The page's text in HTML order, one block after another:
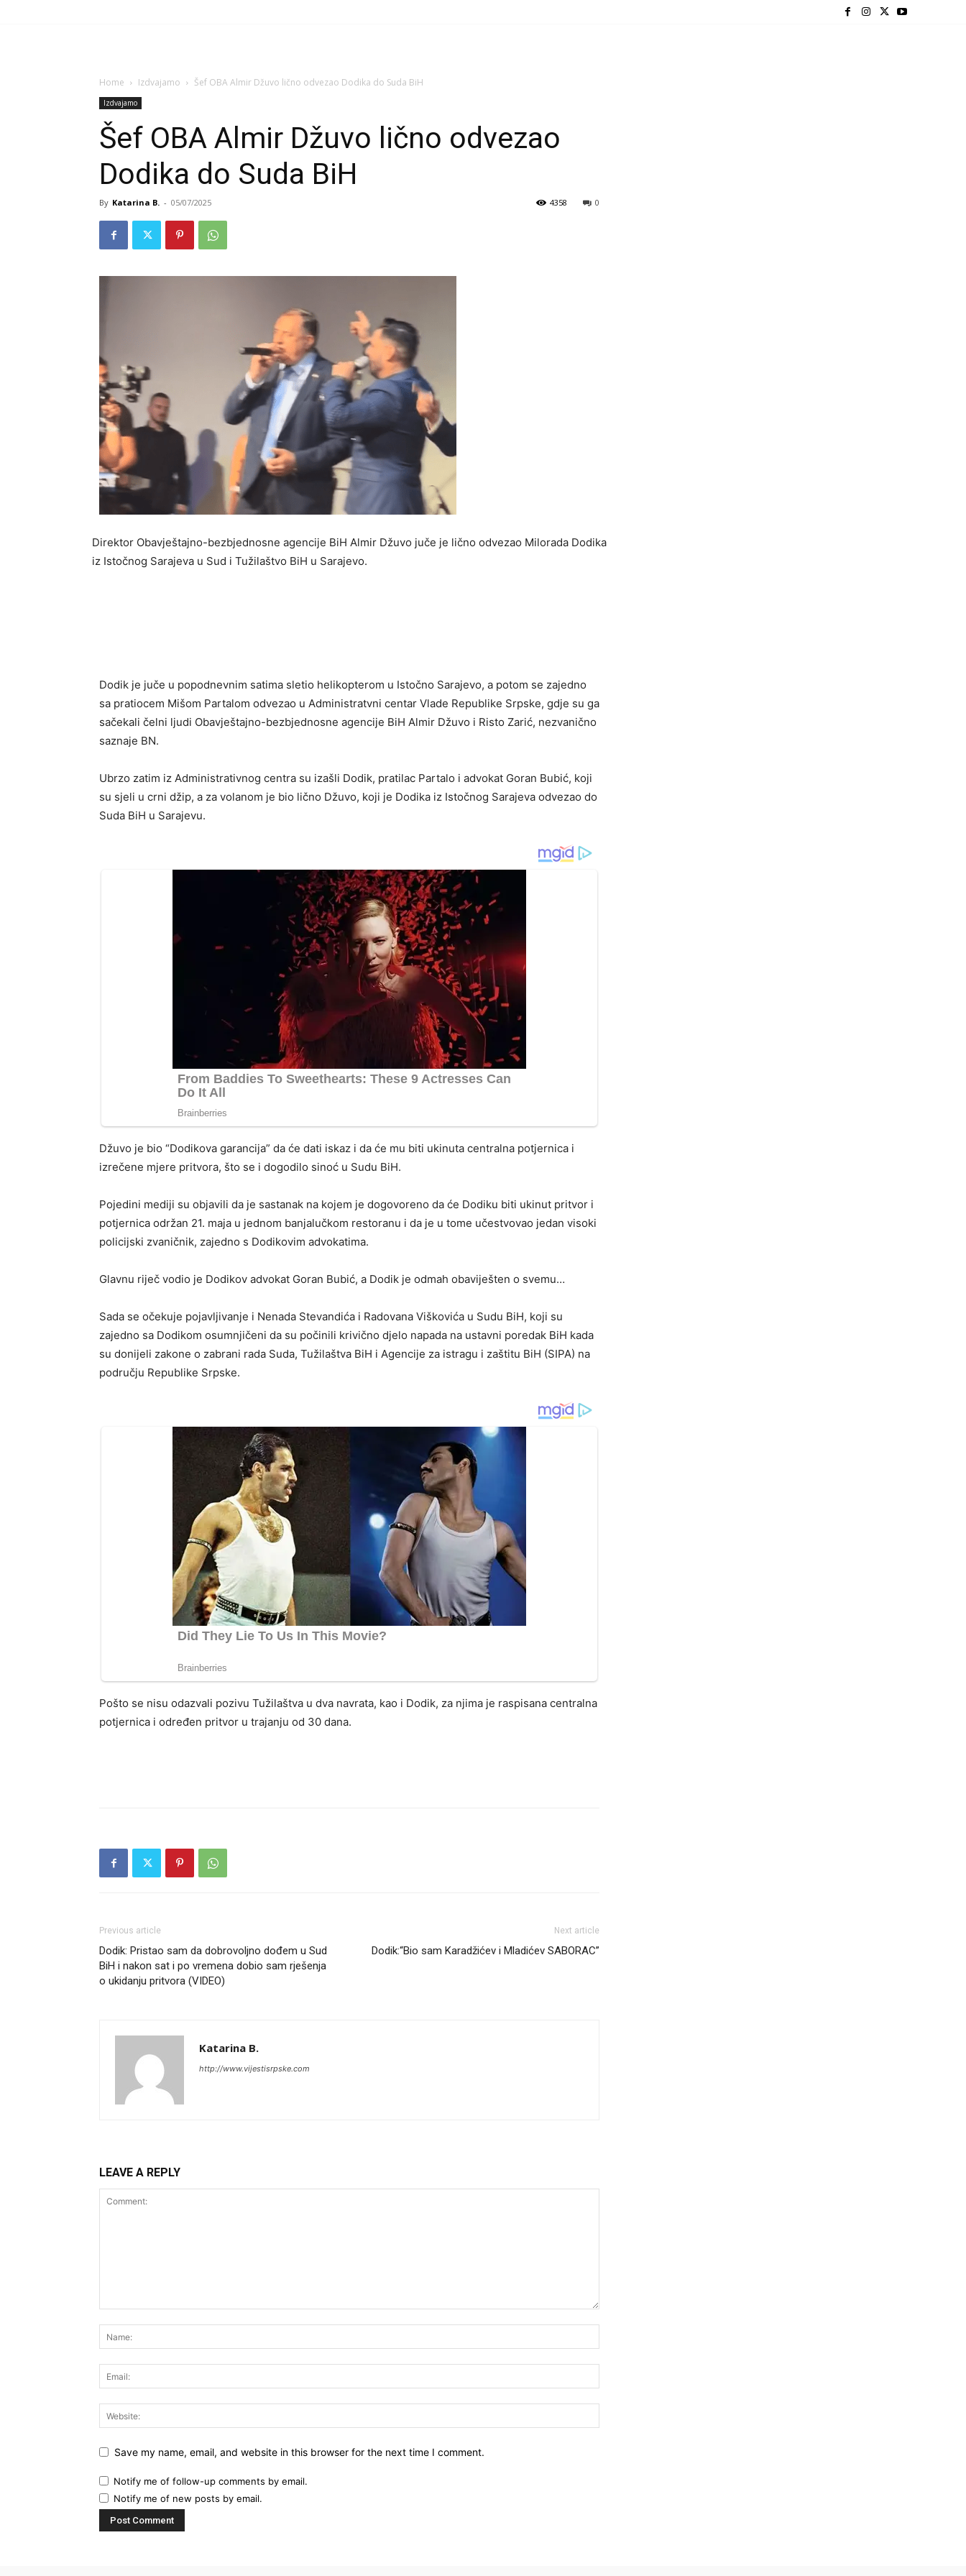
Home Izdvajamo Šef OBA Almir Džuvo lično odvezao Dodika do Suda BiH
Izdvajamo
Šef OBA Almir Džuvo lično odvezao
Dodika do Suda BiH
By Katarina B. - 05/07/2025 0
4358
Direktor Obavještajno-bezbjednosne agencije BiH Almir Džuvo juče je lično odvezao Milorada Dodika
iz Istočnog Sarajeva u Sud i Tužilaštvo BiH u Sarajevo.
Dodik je juče u popodnevnim satima sletio helikopterom u Istočno Sarajevo, a potom se zajedno
sa pratiocem Mišom Partalom odvezao u Administratvni centar Vlade Republike Srpske, gdje su ga
sačekali čelni ljudi Obavještajno-bezbjednosne agencije BiH Almir Džuvo i Risto Zarić, nezvanično
saznaje BN.
Ubrzo zatim iz Administrativnog centra su izašli Dodik, pratilac Partalo i advokat Goran Bubić, koji
su sjeli u crni džip, a za volanom je bio lično Džuvo, koji je Dodika iz Istočnog Sarajeva odvezao do
Suda BiH u Sarajevu.
Džuvo je bio “Dodikova garancija” da će dati iskaz i da će mu biti ukinuta centralna potjernica i
izrečene mjere pritvora, što se i dogodilo sinoć u Sudu BiH.
Pojedini mediji su objavili da je sastanak na kojem je dogovoreno da će Dodiku biti ukinut pritvor i
potjernica održan 21. maja u jednom banjalučkom restoranu i da je u tome učestvovao jedan visoki
policijski zvaničnik, zajedno s Dodikovim advokatima.
Glavnu riječ vodio je Dodikov advokat Goran Bubić, a Dodik je odmah obaviješten o svemu…
Sada se očekuje pojavljivanje i Nenada Stevandića i Radovana Viškovića u Sudu BiH, koji su
zajedno sa Dodikom osumnjičeni da su počinili krivično djelo napada na ustavni poredak BiH kada
su donijeli zakone o zabrani rada Suda, Tužilaštva BiH i Agencije za istragu i zaštitu BiH (SIPA) na
području Republike Srpske.
Pošto se nisu odazvali pozivu Tužilaštva u dva navrata, kao i Dodik, za njima je raspisana centralna
potjernica i određen pritvor u trajanju od 30 dana.
Previous article
Dodik: Pristao sam da dobrovoljno dođem u Sud
BiH i nakon sat i po vremena dobio sam rješenja
o ukidanju pritvora (VIDEO)
Next article
Dodik:“Bio sam Karadžićev i Mladićev SABORAC”
Katarina B.
http://www.vijestisrpske.com
LEAVE A REPLY
Save my name, email, and website in this browser for the next time I comment.
Notify me of follow-up comments by email.
Notify me of new posts by email.